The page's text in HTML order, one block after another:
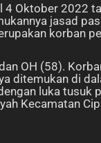
Oktober 2022
jasad
korban
OH (58).
ditemukan di
luka tusuk
Kecamatan